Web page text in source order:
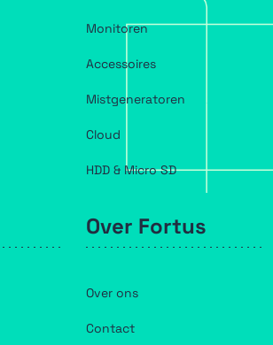
Monitoren
Accessoires
Mistgeneratoren
Cloud
HDD & Micro SD
Over Fortus
Over ons
Contact